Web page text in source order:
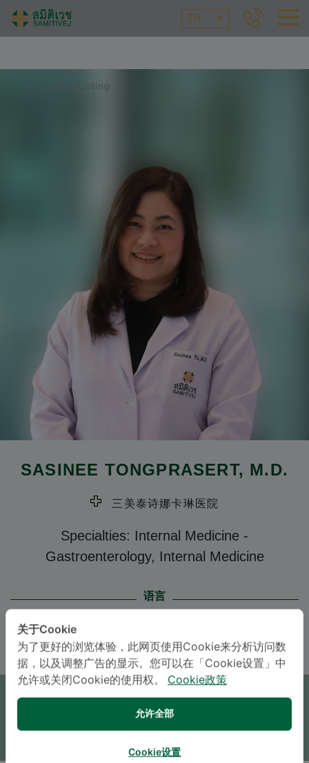
ZH
Doctors Listing
SASINEE TONGPRASERT, M.D.
三美泰诗娜卡琳医院
Specialties: Internal Medicine -
Gastroenterology, Internal Medicine
语言
ENGLISH
预约
咨询
* The Patient Support Team will reply to your inquiry
关于Cookie
为了更好的浏览体验，此网页使用Cookie来分析访问数
据，以及调整广告的显示。您可以在「Cookie设置」中
允许或关闭Cookie的使用权。
Cookie政策
允许全部
Cookie设置